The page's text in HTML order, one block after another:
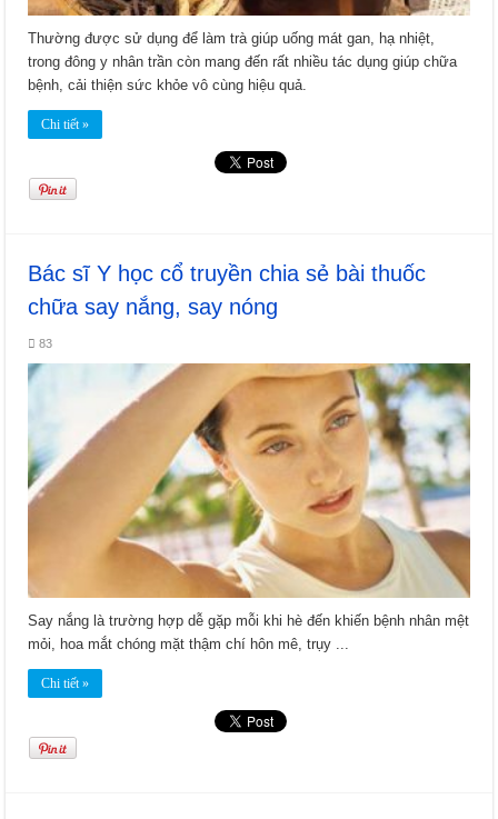
Thường được sử dụng để làm trà giúp uống mát gan, hạ nhiệt,
trong đông y nhân trần còn mang đến rất nhiều tác dụng giúp chữa
bệnh, cải thiện sức khỏe vô cùng hiệu quả.
Chi tiết »
Bác sĩ Y học cổ truyền chia sẻ bài thuốc
chữa say nắng, say nóng
83
Say nắng là trường hợp dễ gặp mỗi khi hè đến khiến bệnh nhân mệt
mỏi, hoa mắt chóng mặt thậm chí hôn mê, trụy ...
Chi tiết »